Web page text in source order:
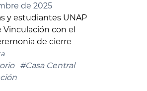
de 2025
y estudiantes UNAP
con el
de cierre
#Casa Central